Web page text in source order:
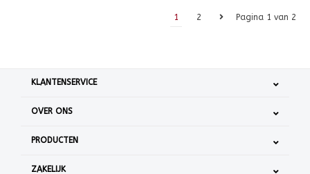
Pagina 1 van 2
1 2
KLANTENSERVICE
OVER ONS
PRODUCTEN
ZAKELIJK